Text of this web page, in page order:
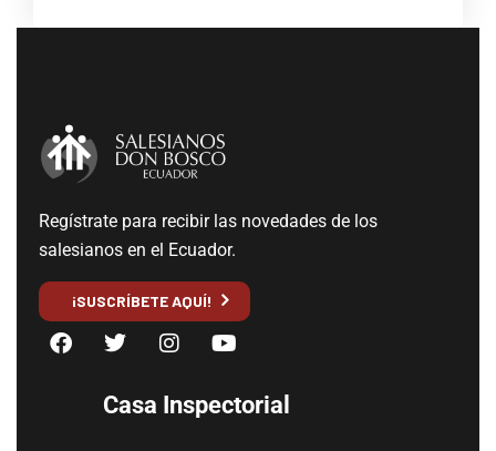
Regístrate para recibir las novedades de los
salesianos en el Ecuador.
¡SUSCRÍBETE AQUÍ!
Casa Inspectorial